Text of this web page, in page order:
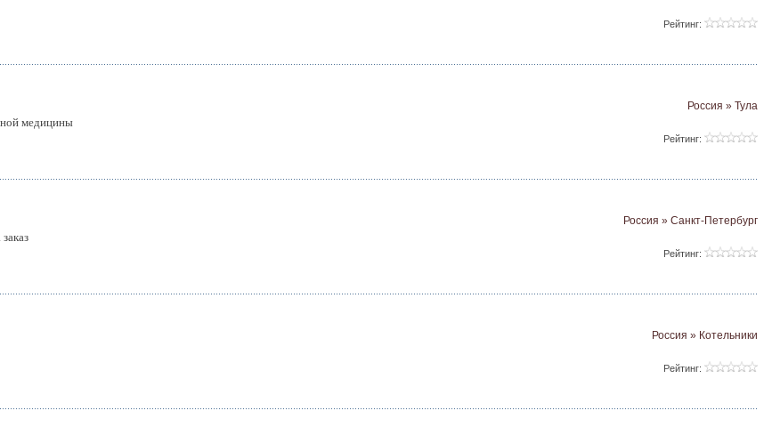
Рейтинг:
Россия » Тула
медицины
Рейтинг:
Россия » Санкт-Петербург
Рейтинг:
Россия » Котельники
Рейтинг: